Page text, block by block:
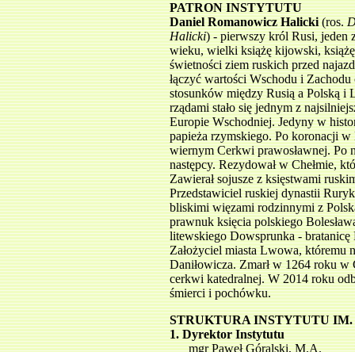
PATRON INSTYTUTU
Daniel Romanowicz Halicki(ros.
Halicki) - pierwszy król Rusi, jeden
wieku, wielki książę kijowski,
świetności ziem ruskich przed
łączyć wartości Wschodu i
stosunków między Rusią a Polską i
rządami stało się jednym z
Europie Wschodniej. Jedyny w
papieża rzymskiego. Po koronacji w
wiernym Cerkwi prawosławnej. Po
następcy. Rezydował w Chełmie,
Zawierał sojusze z księstwami
Przedstawiciel ruskiej dynastii
bliskimi więzami rodzinnymi z
prawnuk księcia polskiego
litewskiego Dowsprunka -
Założyciel miasta Lwowa, któremu
Daniłowicza. Zmarł w 1264 roku w
cerkwi katedralnej. W 2014 roku
śmierci i pochówku.
STRUKTURA INSTYTUTU
1. Dyrektor Instytutu
mgr Paweł Góralski, M.A.